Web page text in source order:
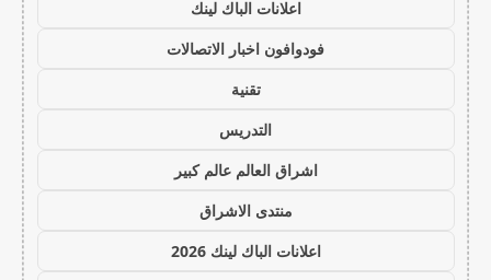
اعلانات الباك لينك
فودوافون اخبار الاتصالات
تقنية
التدريس
اشراق العالم عالم كبير
منتدى الاشراق
اعلانات الباك لينك 2026